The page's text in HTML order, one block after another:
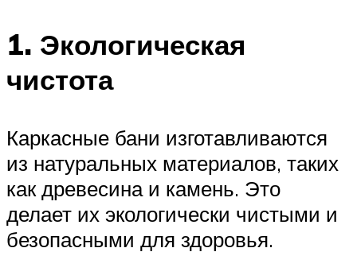
1. Экологическая
чистота
Каркасные бани изготавливаются
из натуральных материалов, таких
как древесина и камень. Это
делает их экологически чистыми и
безопасными для здоровья.